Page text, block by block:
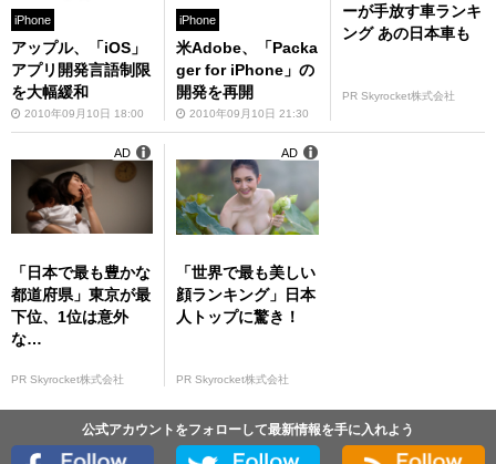
iPhone
アップル、「iOS」
アプリ開発言語制限
を大幅緩和
2010年09月10日 18:00
iPhone
米Adobe、「Packa
ger for iPhone」の
開発を再開
2010年09月10日 21:30
ーが手放す車ランキ
ング あの日本車も
PR Skyrocket株式会社
「日本で最も豊かな
都道府県」東京が最
下位、1位は意外
な…
PR Skyrocket株式会社
AD
「世界で最も美しい
顔ランキング」日本
人トップに驚き！
PR Skyrocket株式会社
AD
公式アカウントをフォローして最新情報を手に入れよう